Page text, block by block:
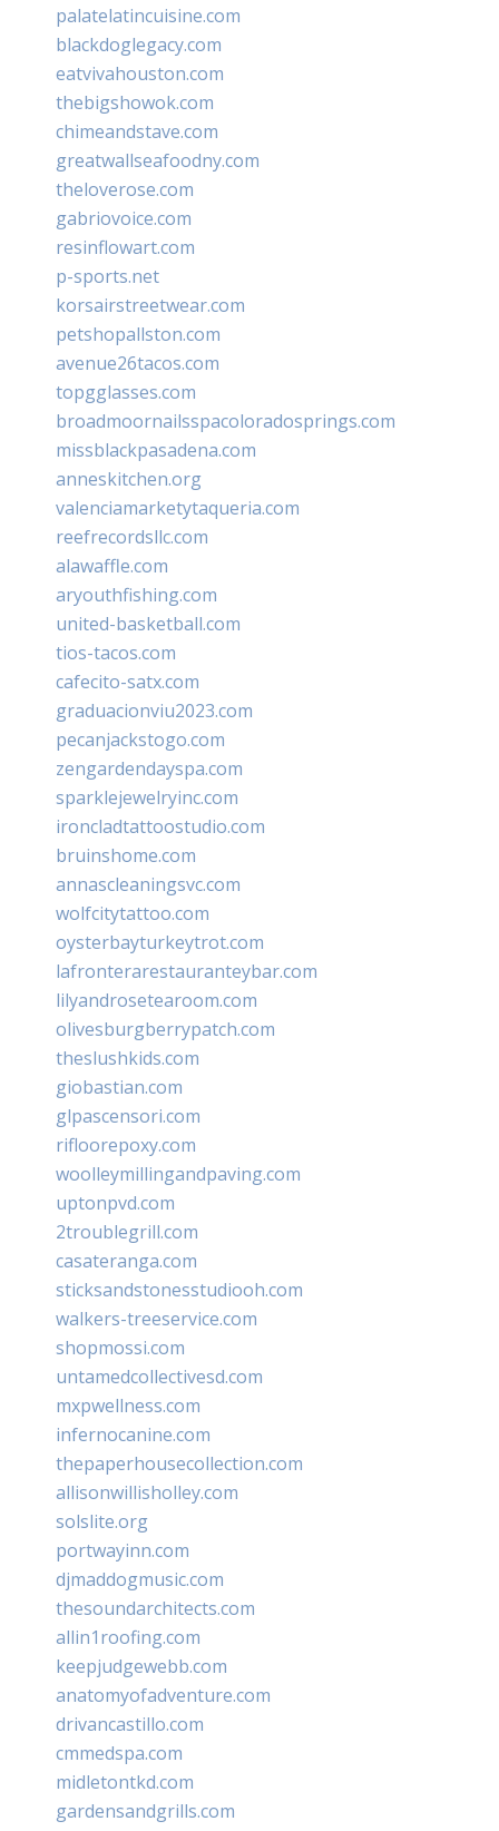
palatelatincuisine.com
blackdoglegacy.com
eatvivahouston.com
thebigshowok.com
chimeandstave.com
greatwallseafoodny.com
theloverose.com
gabriovoice.com
resinflowart.com
p-sports.net
korsairstreetwear.com
petshopallston.com
avenue26tacos.com
topgglasses.com
broadmoornailsspacoloradosprings.com
missblackpasadena.com
anneskitchen.org
valenciamarketytaqueria.com
reefrecordsllc.com
alawaffle.com
aryouthfishing.com
united-basketball.com
tios-tacos.com
cafecito-satx.com
graduacionviu2023.com
pecanjackstogo.com
zengardendayspa.com
sparklejewelryinc.com
ironcladtattoostudio.com
bruinshome.com
annascleaningsvc.com
wolfcitytattoo.com
oysterbayturkeytrot.com
lafronterarestauranteybar.com
lilyandrosetearoom.com
olivesburgberrypatch.com
theslushkids.com
giobastian.com
glpascensori.com
rifloorepoxy.com
woolleymillingandpaving.com
uptonpvd.com
2troublegrill.com
casateranga.com
sticksandstonesstudiooh.com
walkers-treeservice.com
shopmossi.com
untamedcollectivesd.com
mxpwellness.com
infernocanine.com
thepaperhousecollection.com
allisonwillisholley.com
solslite.org
portwayinn.com
djmaddogmusic.com
thesoundarchitects.com
allin1roofing.com
keepjudgewebb.com
anatomyofadventure.com
drivancastillo.com
cmmedspa.com
midletontkd.com
gardensandgrills.com